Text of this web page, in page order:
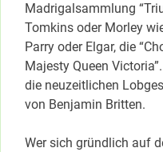
Madrigalsammlung
Tomkins oder Morley
Parry oder Elgar, die
Majesty Queen
die neuzeitlichen
von Benjamin Britten.
Wer sich gründlich auf